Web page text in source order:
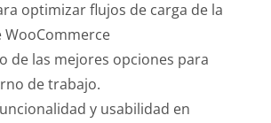
optimizar flujos de carga de la
de las mejores opciones para
de trabajo.
y usabilidad en